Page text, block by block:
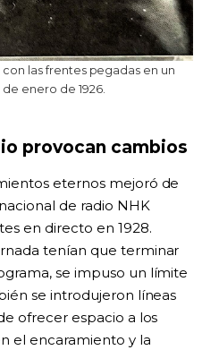
las frentes pegadas en un
enero de 1926.
provocan cambios
eternos mejoró de
de radio NHK
en directo en 1928.
tenían que terminar
se impuso un límite
se introdujeron líneas
ofrecer espacio a los
el encaramiento y la